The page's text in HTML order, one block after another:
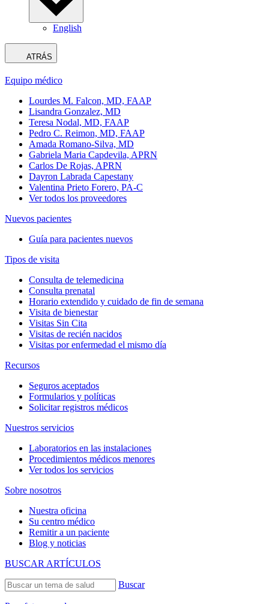
English
ATRÁS
Equipo médico
Lourdes M. Falcon, MD, FAAP
Lisandra Gonzalez, MD
Teresa Nodal, MD, FAAP
Pedro C. Reimon, MD, FAAP
Amada Romano-Silva, MD
Gabriela Maria Capdevila, APRN
Carlos De Rojas, APRN
Dayron Labrada Capestany
Valentina Prieto Forero, PA-C
Ver todos los proveedores
Nuevos pacientes
Guía para pacientes nuevos
Tipos de visita
Consulta de telemedicina
Consulta prenatal
Horario extendido y cuidado de fin de semana
Visita de bienestar
Visitas Sin Cita
Visitas de recién nacidos
Visitas por enfermedad el mismo día
Recursos
Seguros aceptados
Formularios y políticas
Solicitar registros médicos
Nuestros servicios
Laboratorios en las instalaciones
Procedimientos médicos menores
Ver todos los servicios
Sobre nosotros
Nuestra oficina
Su centro médico
Remitir a un paciente
Blog y noticias
BUSCAR ARTÍCULOS
Buscar